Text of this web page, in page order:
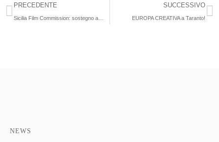
PRECEDENTE SUCCESSIVO
EUROPA CREATIVA a Taranto!
NEWS